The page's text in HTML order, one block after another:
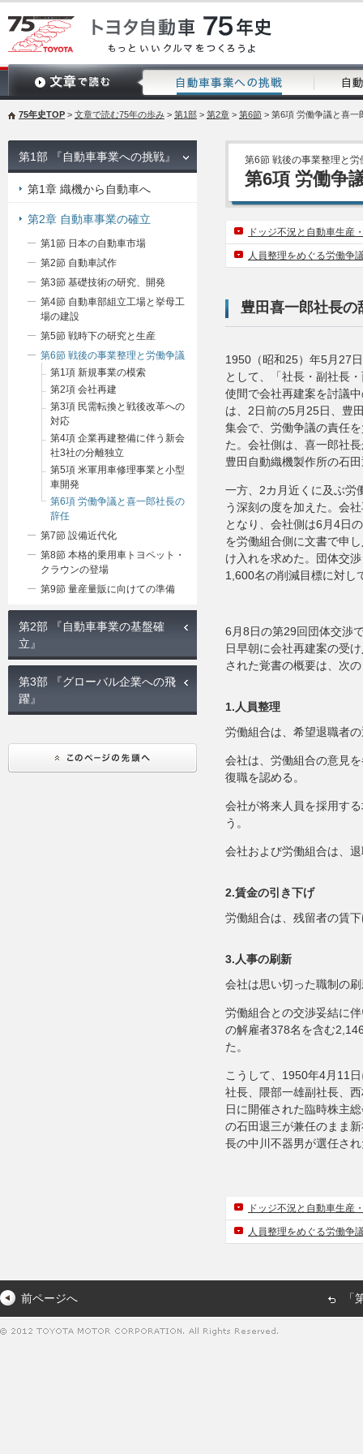
75年史TOP > 文章で読む75年の歩み > 第1部 > 第2章 > 第6節 > 第6項 労働争議と喜一
第6節 戦後の事業整理と労
第6項 労働争
ドッジ不況と自動車生産
人員整理をめぐる労働争
豊田喜一郎社長の
1950（昭和25）年5月27
として、「社長・副社長
使間で会社再建案を討議
は、2日前の5月25日、豊
集会で、労働争議の責任
た。会社側は、喜一郎社
豊田自動織機製作所の石
一方、2カ月近くに及ぶ労
う深刻の度を加えた。会
となり、会社側は6月4日
を労働組合側に文書で申
け入れを求めた。団体交
1,600名の削減目標に対し
6月8日の第29回団体交渉
日早朝に会社再建案の受
された覚書の概要は、次
1.人員整理
労働組合は、希望退職者
会社は、労働組合の意見
復職を認める。
会社が将来人員を採用す
う。
会社および労働組合は、
2.賃金の引き下げ
労働組合は、残留者の賃
3.人事の刷新
会社は思い切った職制の
労働組合との交渉妥結に
の解雇者378名を含む
た。
こうして、1950年4月11
社長、隈部一雄副社長、
日に開催された臨時株主
の石田退三が兼任のまま
長の中川不器男が選任さ
ドッジ不況と自動車生産
人員整理をめぐる労働争
第1部 『自動車事業への挑戦』
第1章 織機から自動車へ
第2章 自動車事業の確立
第1節 日本の自動車市場
第2節 自動車試作
第3節 基礎技術の研究、開発
第4節 自動車部組立工場と挙母工
場の建設
第5節 戦時下の研究と生産
第6節 戦後の事業整理と労働争議
第1項 新規事業の模索
第2項 会社再建
第3項 民需転換と戦後改革への
対応
第4項 企業再建整備に伴う新会
社3社の分離独立
第5項 米軍用車修理事業と小型
車開発
第6項 労働争議と喜一郎社長の
辞任
第7節 設備近代化
第8節 本格的乗用車トヨペット・
クラウンの登場
第9節 量産量販に向けての準備
第2部 『自動車事業の基盤確
立』
第3部 『グローバル企業への飛
躍』
前ページへ 「